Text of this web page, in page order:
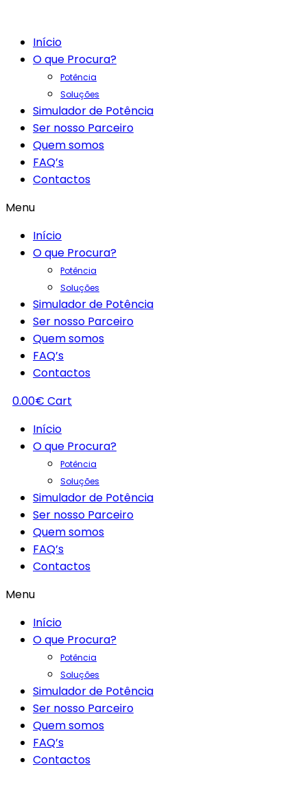
Início
O que Procura?
Potência
Soluções
Simulador de Potência
Ser nosso Parceiro
Quem somos
FAQ’s
Contactos
Menu
Início
O que Procura?
Potência
Soluções
Simulador de Potência
Ser nosso Parceiro
Quem somos
FAQ’s
Contactos
0.00€ Cart
Início
O que Procura?
Potência
Soluções
Simulador de Potência
Ser nosso Parceiro
Quem somos
FAQ’s
Contactos
Menu
Início
O que Procura?
Potência
Soluções
Simulador de Potência
Ser nosso Parceiro
Quem somos
FAQ’s
Contactos